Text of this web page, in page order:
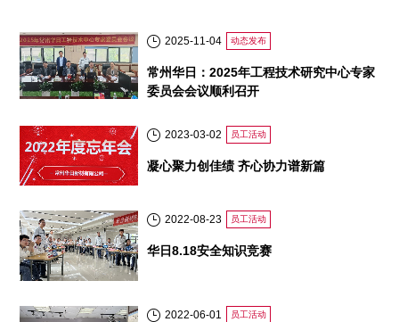
2025-11-04 动态发布
常州华日：2025年工程技术研究中心专家
委员会会议顺利召开
2023-03-02 员工活动
凝心聚力创佳绩 齐心协力谱新篇
2022-08-23 员工活动
华日8.18安全知识竞赛
2022-06-01 员工活动